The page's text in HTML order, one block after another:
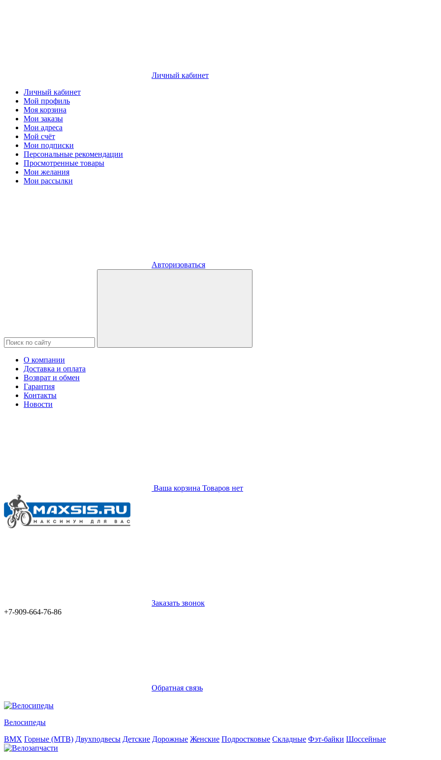
Личный кабинет
Личный кабинет
Мой профиль
Моя корзина
Мои заказы
Мои адреса
Мой счёт
Мои подписки
Персональные рекомендации
Просмотренные товары
Мои желания
Мои рассылки
Авторизоваться
О компании
Доставка и оплата
Возврат и обмен
Гарантия
Контакты
Новости
Ваша корзина Товаров нет
Заказать звонок
+7-909-664-76-86
Обратная связь
Велосипеды
BMX Горные (MTB) Двухподвесы Детские Дорожные Женские Подростковые Складные Фэт-байки Шоссейные